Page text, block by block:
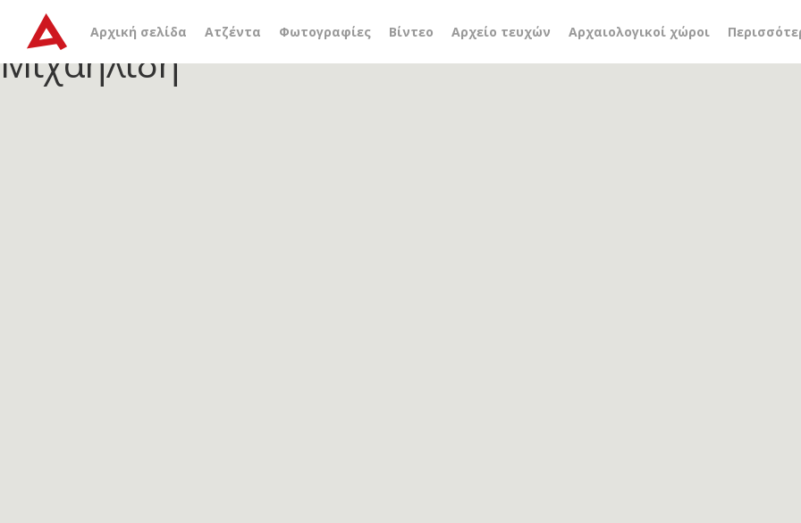
Αρχική σελίδα Ατζέντα Φωτογραφίες Βίντεο Αρχείο τευχών Αρχαιολογικοί χώροι
Αρχείο ετικέτας ιδιωτικές συλλογές Μιχάλη
Μιχαηλίδη